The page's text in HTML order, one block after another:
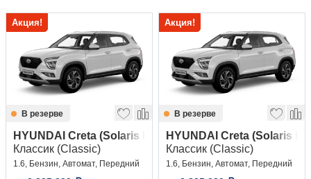
Акция!
В резерве
HYUNDAI Creta (Solaris HC)
Классик (Classic)
1.6, Бензин, Автомат, Передний
Акция!
В резерве
HYUNDAI Creta (Solaris
Классик (Classic)
1.6, Бензин, Автомат, Передний